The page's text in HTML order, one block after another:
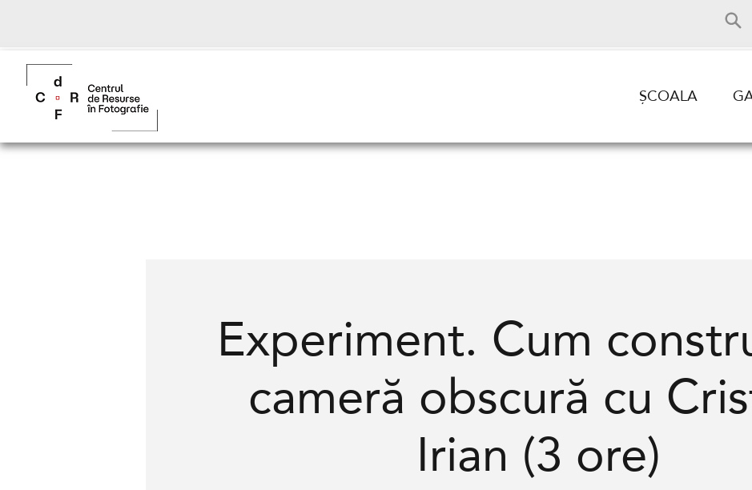
ȘCOALA
Experiment. Cum
cameră obscură cu
Irian (3 ore)